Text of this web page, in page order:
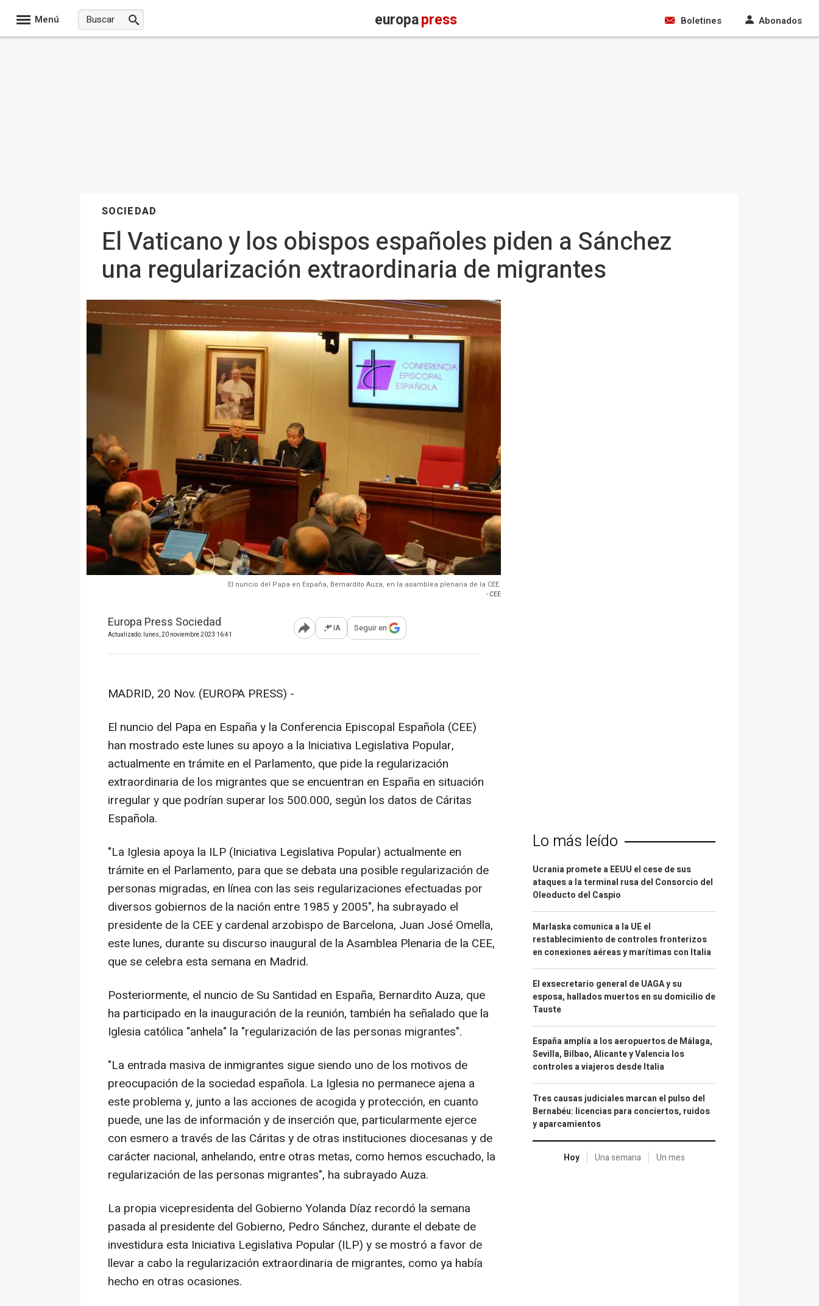
Menú europapress Boletines Abonados
SOCIEDAD
El Vaticano y los obispos españoles piden a Sánchez
una regularización extraordinaria de migrantes
El nuncio del Papa en España, Bernardito Auza, en la asamblea plenaria de la CEE.
- CEE
Europa Press Sociedad
Actualizado: lunes, 20 noviembre 2023 16:41 Abrir opciones para compartir
IA Seguir en
MADRID, 20 Nov. (EUROPA PRESS) -
El nuncio del Papa en España y la Conferencia Episcopal Española (CEE)
han mostrado este lunes su apoyo a la Iniciativa Legislativa Popular,
actualmente en trámite en el Parlamento, que pide la regularización
extraordinaria de los migrantes que se encuentran en España en situación
irregular y que podrían superar los 500.000, según los datos de Cáritas
Española.
"La Iglesia apoya la ILP (Iniciativa Legislativa Popular) actualmente en
trámite en el Parlamento, para que se debata una posible regularización de
personas migradas, en línea con las seis regularizaciones efectuadas por
diversos gobiernos de la nación entre 1985 y 2005", ha subrayado el
presidente de la CEE y cardenal arzobispo de Barcelona, Juan José Omella,
este lunes, durante su discurso inaugural de la Asamblea Plenaria de la CEE,
que se celebra esta semana en Madrid.
Posteriormente, el nuncio de Su Santidad en España, Bernardito Auza, que
ha participado en la inauguración de la reunión, también ha señalado que la
Iglesia católica "anhela" la "regularización de las personas migrantes".
"La entrada masiva de inmigrantes sigue siendo uno de los motivos de
preocupación de la sociedad española. La Iglesia no permanece ajena a
este problema y, junto a las acciones de acogida y protección, en cuanto
puede, une las de información y de inserción que, particularmente ejerce
con esmero a través de las Cáritas y de otras instituciones diocesanas y de
carácter nacional, anhelando, entre otras metas, como hemos escuchado, la
regularización de las personas migrantes", ha subrayado Auza.
La propia vicepresidenta del Gobierno Yolanda Díaz recordó la semana
pasada al presidente del Gobierno, Pedro Sánchez, durante el debate de
investidura esta Iniciativa Legislativa Popular (ILP) y se mostró a favor de
llevar a cabo la regularización extraordinaria de migrantes, como ya había
hecho en otras ocasiones.
Lo más leído
Ucrania promete a EEUU el cese de sus
ataques a la terminal rusa del Consorcio del
Oleoducto del Caspio
Marlaska comunica a la UE el
restablecimiento de controles fronterizos
en conexiones aéreas y marítimas con Italia
El exsecretario general de UAGA y su
esposa, hallados muertos en su domicilio de
Tauste
España amplía a los aeropuertos de Málaga,
Sevilla, Bilbao, Alicante y Valencia los
controles a viajeros desde Italia
Tres causas judiciales marcan el pulso del
Bernabéu: licencias para conciertos, ruidos
y aparcamientos
Hoy Una semana Un mes